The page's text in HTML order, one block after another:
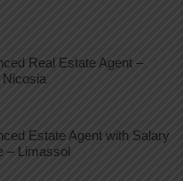
Real Estate Agent –
Estate Agent with Salary
– Limassol